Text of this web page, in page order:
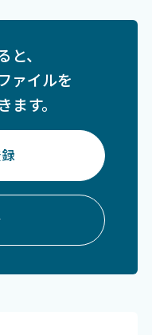
、
ァイルを
ます。